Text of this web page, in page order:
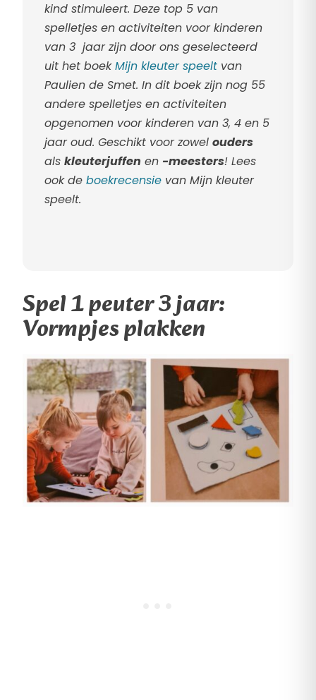
kind stimuleert. Deze top 5 van
spelletjes en activiteiten voor kinderen
van 3 jaar zijn door ons geselecteerd
uit het boekMijn kleuter speeltvan
Paulien de Smet. In dit boek zijn nog 55
andere spelletjes en activiteiten
opgenomen voor kinderen van 3, 4 en 5
jaar oud. Geschikt voor zowel ouders
als kleuterjuffen en -meesters! Lees
ook de boekrecensievan Mijn kleuter
speelt.
Spel 1 peuter 3 jaar:
Vormpjes plakken